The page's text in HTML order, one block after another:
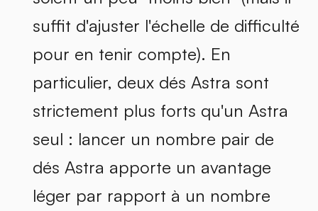
suffit d'ajuster l'échelle de difficulté
pour en tenir compte). En
particulier, deux dés Astra sont
strictement plus forts qu'un Astra
seul : lancer un nombre pair de
dés Astra apporte un avantage
léger par rapport à un nombre